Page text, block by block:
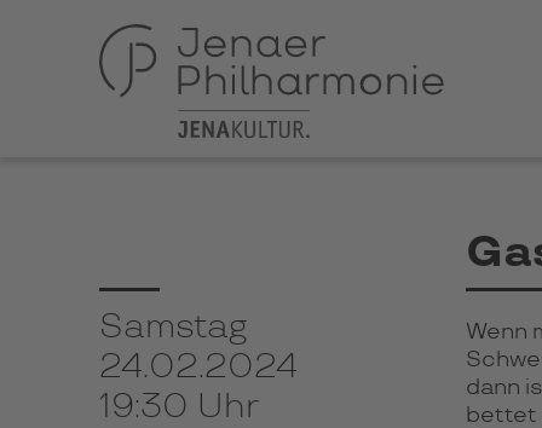
Samstag
24.02.2024
19:30 Uhr
Wenn
dann
bet­tet